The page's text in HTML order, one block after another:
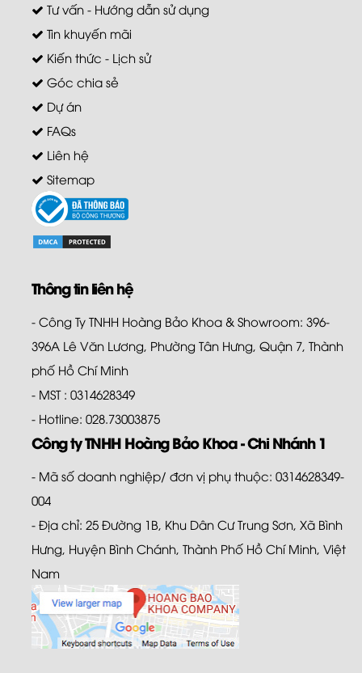
Tư vấn - Hướng dẫn sử dụng
Tin khuyến mãi
Kiến thức - Lịch sử
Góc chia sẻ
Dự án
FAQs
Liên hệ
Sitemap
Thông tin liên hệ
- Công Ty TNHH Hoàng Bảo Khoa & Showroom: 396-
396A Lê Văn Lương, Phường Tân Hưng, Quận 7, Thành
phố Hồ Chí Minh
- MST : 0314628349
- Hotline: 028.73003875
Công ty TNHH Hoàng Bảo Khoa - Chi Nhánh 1
- Mã số doanh nghiệp/ đơn vị phụ thuộc: 0314628349-
004
- Địa chỉ: 25 Đường 1B, Khu Dân Cư Trung Sơn, Xã Bình
Hưng, Huyện Bình Chánh, Thành Phố Hồ Chí Minh, Việt
Nam